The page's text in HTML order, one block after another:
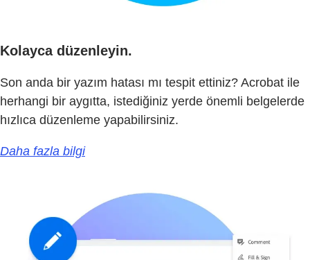
Kolayca düzenleyin.
Son anda bir yazım hatası mı tespit ettiniz? Acrobat ile
herhangi bir aygıtta, istediğiniz yerde önemli belgelerde
hızlıca düzenleme yapabilirsiniz.
Daha fazla bilgi